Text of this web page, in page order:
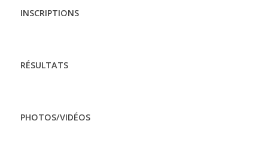
INSCRIPTIONS
RÉSULTATS
PHOTOS/VIDÉOS